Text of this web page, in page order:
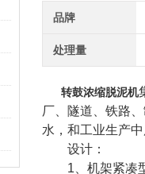
品牌
处理量
转鼓浓缩脱泥机
厂、隧道、铁路
水，和工业生产
设计：
1、机架紧凑型